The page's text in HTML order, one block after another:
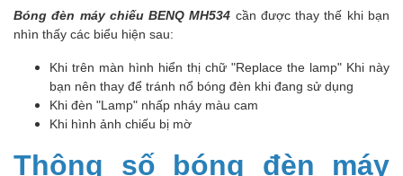
Bóng đèn máy chiếu BENQ MH534 cần được thay thế khi bạn
nhìn thấy các biểu hiện sau:
Khi trên màn hình hiển thị chữ "Replace the lamp" Khi này
bạn nên thay để tránh nổ bóng đèn khi đang sử dụng
Khi đèn "Lamp" nhấp nháy màu cam
Khi hình ảnh chiếu bị mờ
Thông số bóng đèn máy